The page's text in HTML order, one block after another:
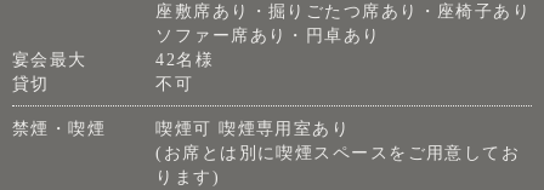
座敷席あり・掘りごたつ席あり・座椅子あり
ソファー席あり・円卓あり
宴会最大
42名様
貸切
不可
禁煙・喫煙
喫煙可 喫煙専用室あり
(お席とは別に喫煙スペースをご用意してお
ります)